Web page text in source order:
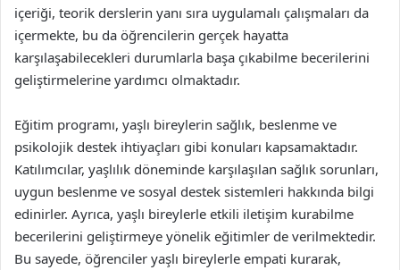
içeriği, teorik derslerin yanı sıra uygulamalı çalışmaları da
içermekte, bu da öğrencilerin gerçek hayatta
karşılaşabilecekleri durumlarla başa çıkabilme becerilerini
geliştirmelerine yardımcı olmaktadır.
Eğitim programı, yaşlı bireylerin sağlık, beslenme ve
psikolojik destek ihtiyaçları gibi konuları kapsamaktadır.
Katılımcılar, yaşlılık döneminde karşılaşılan sağlık sorunları,
uygun beslenme ve sosyal destek sistemleri hakkında bilgi
edinirler. Ayrıca, yaşlı bireylerle etkili iletişim kurabilme
becerilerini geliştirmeye yönelik eğitimler de verilmektedir.
Bu sayede, öğrenciler yaşlı bireylerle empati kurarak,